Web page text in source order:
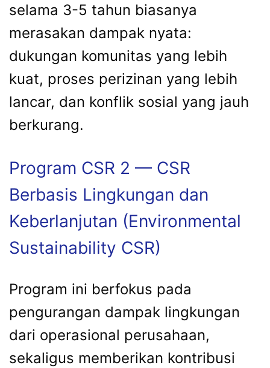
selama 3-5 tahun biasanya
merasakan dampak nyata:
dukungan komunitas yang lebih
kuat, proses perizinan yang lebih
lancar, dan konflik sosial yang jauh
berkurang.
Program CSR 2 — CSR
Berbasis Lingkungan dan
Keberlanjutan (Environmental
Sustainability CSR)
Program ini berfokus pada
pengurangan dampak lingkungan
dari operasional perusahaan,
sekaligus memberikan kontribusi